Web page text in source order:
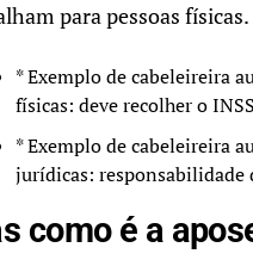
para pessoas físicas.
* Exemplo de cabeleireira
físicas: deve recolher o
* Exemplo de cabeleireira
jurídicas: responsabilidade
como é a